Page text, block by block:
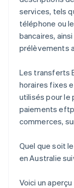
services, tels
téléphone ou
bancaires,
prélèvements
Les transferts
horaires fixes
utilisés pour le
paiements
commerces,
Quel que soit
en Australie
Voici un